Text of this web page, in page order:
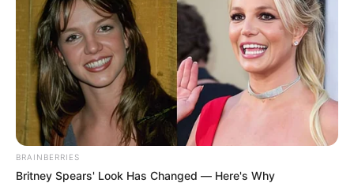
BRAINBERRIES
Britney Spears' Look Has Changed — Here's Why